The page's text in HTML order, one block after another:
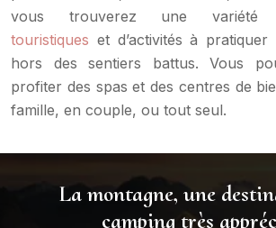
vous trouverez une variété
touristiques et d’activités à
hors des sentiers battus. Vous
profiter des spas et des centres de
famille, en couple, ou tout seul.
La montagne, une
camping très